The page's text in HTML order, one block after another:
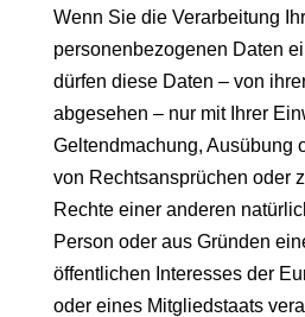
Wenn Sie die Verarbeitung
personenbezogenen Daten
dürfen diese Daten – von
abgesehen – nur mit Ihrer
Geltendmachung, Ausübung
von Rechtsansprüchen oder
Rechte einer anderen
Person oder aus Gründen
öffentlichen Interesses der
oder eines Mitgliedstaats